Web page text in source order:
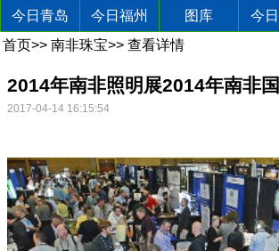
今日青岛 今日福州 图库 今
首页>> 南非珠宝>> 查看详情
2014年南非照明展2014年南非
2017-04-14 16:15:54